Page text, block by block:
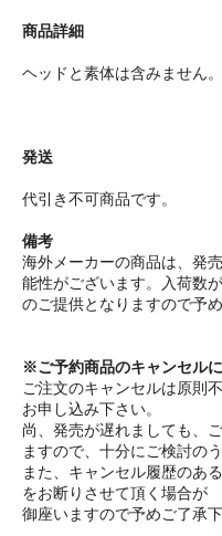
商品詳細
ヘッドと素体は含みません。
発送
代引き不可商品です。
備考
海外メーカーの商品は、発
能性がございます。入荷数
のご提供となりますので予
※ご予約商品のキャンセル
ご注文のキャンセルは原則
お申し込み下さい。
尚、発売が遅れましても、
ますので、十分にご検討の
また、キャンセル履歴のあ
をお断りさせて頂く場合が
御座いますので予めご了承下